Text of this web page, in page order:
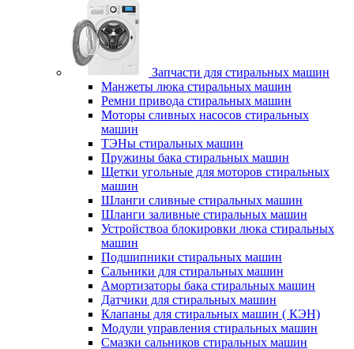
Запчасти для стиральных машин
Манжеты люка стиральных машин
Ремни привода стиральных машин
Моторы сливных насосов стиральных
машин
ТЭНы стиральных машин
Пружины бака стиральных машин
Щетки угольные для моторов стиральных
машин
Шланги сливные стиральных машин
Шланги заливные стиральных машин
Устройствоа блокировки люка стиральных
машин
Подшипники стиральных машин
Сальники для стиральных машин
Амортизаторы бака стиральных машин
Датчики для стиральных машин
Клапаны для стиральных машин ( КЭН)
Модули управления стиральных машин
Смазки сальников стиральных машин